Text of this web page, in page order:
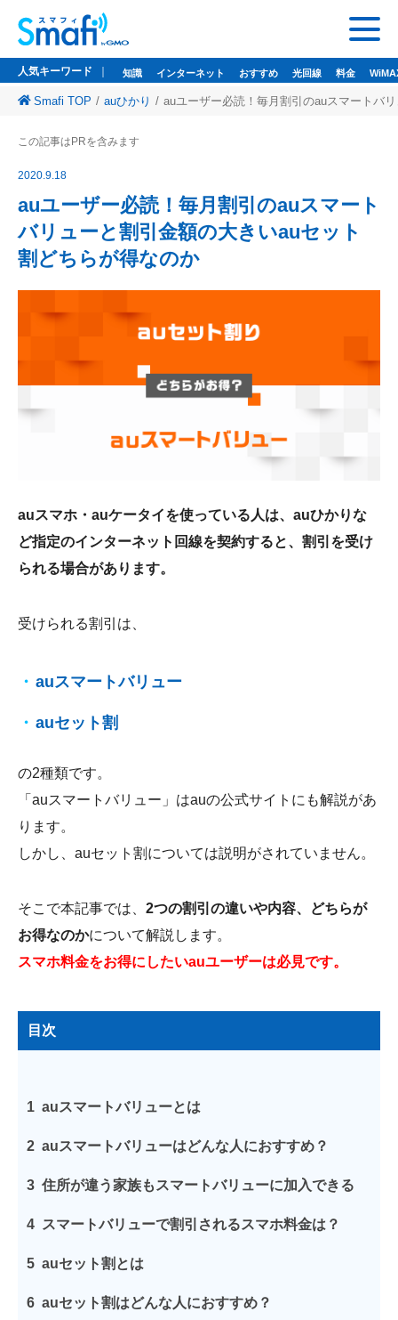
人気キーワード
監修者一覧
Smafi WiMAX
GMOとくとくBB
人気キーワード 知識 インターネット おすすめ 光回線 料金
Smafi TOP auひかり auユーザー必読！毎月割引のauスマートバ
この記事はPRを含みます
2020.9.18
auユーザー必読！毎月割引のauスマート
バリューと割引金額の大きいauセット
割どちらが得なのか
auスマホ・auケータイを使っている人は、auひかりな
ど指定のインターネット回線を契約すると、割引を受け
られる場合があります。
受けられる割引は、
auスマートバリュー
auセット割
の2種類です。
「auスマートバリュー」はauの公式サイトにも解説があ
ります。
しかし、auセット割については説明がされていません。
そこで本記事では、 2つの割引の違いや内容、どちらが
お得なのかについて解説します。
スマホ料金をお得にしたいauユーザーは必見です。
目次
1 auスマートバリューとは
2 auスマートバリューはどんな人におすすめ？
3 住所が違う家族もスマートバリューに加入できる
4 スマートバリューで割引されるスマホ料金は？
5 auセット割とは
6 auセット割はどんな人におすすめ？